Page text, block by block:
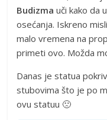
Budizma uči kako da
osećanja. Iskreno
malo vremena na
primeti ovo. Možda
Danas je statua
stubovima što je po
ovu statuu 🙁